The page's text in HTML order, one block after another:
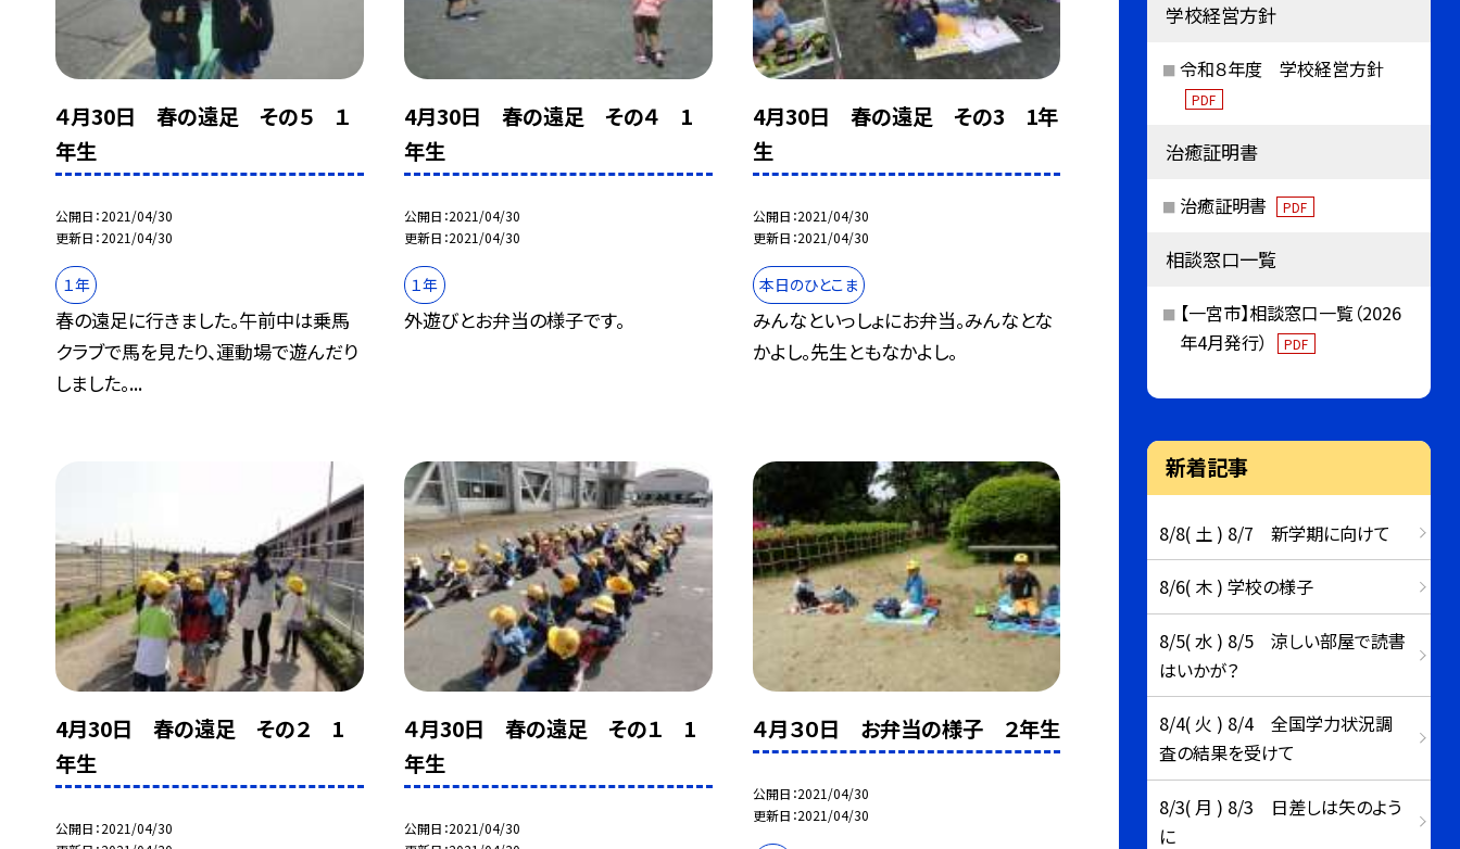
４月30日 春の遠足 その５ １
年生
公開日 2021/04/30
更新日 2021/04/30
１年
春の遠足に行きました。午前中は乗馬
クラブで馬を見たり、運動場で遊んだり
しました。...
4月30日 春の遠足 その４ 1
年生
公開日 2021/04/30
更新日 2021/04/30
１年
外遊びとお弁当の様子です。
4月30日 春の遠足 その3 1年
生
公開日 2021/04/30
更新日 2021/04/30
本日のひとこま
みんなといっしょにお弁当。みんなとな
かよし。先生ともなかよし。
4月30日 春の遠足 その２ 1
年生
公開日 2021/04/30
４月30日 春の遠足 その１ 1
年生
公開日 2021/04/30
４月３０日 お弁当の様子 ２年生
公開日 2021/04/30
更新日 2021/04/30
学校経営方針
令和８年度 学校経営方針
PDF
治癒証明書
治癒証明書 PDF
相談窓口一覧
【一宮市】相談窓口一覧（2026
年4月発行）
PDF
新着記事
8/8( 土 ) 8/7 新学期に向けて
8/6( 木 ) 学校の様子
8/5( 水 ) 8/5 涼しい部屋で読書
はいかが？
8/4( 火 ) 8/4 全国学力状況調
査の結果を受けて
8/3( 月 ) 8/3 日差しは矢のよう
に